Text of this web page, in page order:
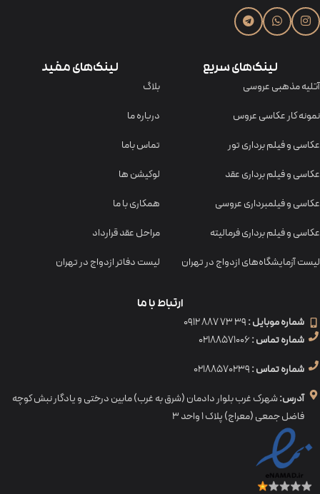
لینک‌های سریع
آتلیه مذهبی عروسی
نمونه کار عکاسی عروس
عکاسی و فیلم برداری تور
عکاسی و فیلم برداری عقد
عکاسی و فیلمبرداری عروسی
عکاسی و فیلم برداری فرمالیته
لیست آزمایشگاه‌های ازدواج در تهران
لینک‌های مفید
بلاگ
درباره ما
تماس باما
لوکیشن ها
همکاری با ما
مراحل عقد قرارداد
لیست دفاتر ازدواج در تهران
ارتباط با ما
شماره موبایل :
شماره تماس :
شماره تماس :
آدرس:شهرک غرب بلوار دادمان (شرق به غرب) مابین درختی و یادگار نبش کوچه
فاضل جمعی (معراج) پلاک ۱ واحد ۳